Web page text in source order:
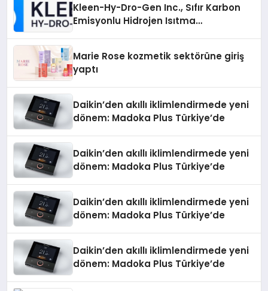
Kleen-Hy-Dro-Gen Inc., Sıfır Karbon
Emisyonlu Hidrojen Isıtma
Marie Rose kozmetik sektörüne giriş
yaptı
Daikin’den akıllı iklimlendirmede yeni
dönem: Madoka Plus Türkiye’de
Daikin’den akıllı iklimlendirmede yeni
dönem: Madoka Plus Türkiye’de
Daikin’den akıllı iklimlendirmede yeni
dönem: Madoka Plus Türkiye’de
Daikin’den akıllı iklimlendirmede yeni
dönem: Madoka Plus Türkiye’de